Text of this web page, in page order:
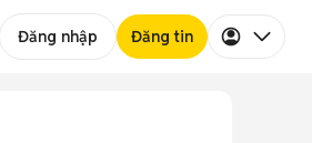
Đăng nhập Đăng tin